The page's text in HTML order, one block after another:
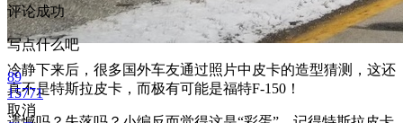
冷静下来后，很多国外车友通过照片中皮卡的造型猜测，这还
真不是特斯拉皮卡，而极有可能是福特F-150！
评论成功
写点什么吧
89
15771
取消